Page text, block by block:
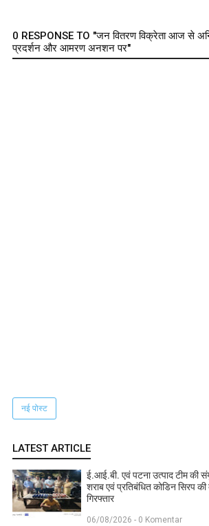
0 RESPONSE TO "जन वितरण विक्रेता आज से
प्रदर्शन और आमरण अनशन पर"
नई पोस्ट
LATEST ARTICLE
ई.आई.बी. एवं पटना उत्पाद टीम की
शराब एवं प्रतिबंधित कोडिन सिरप
गिरफ्तार
06/08/2026 - 0 Komentar